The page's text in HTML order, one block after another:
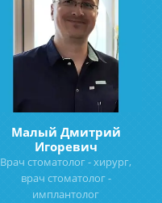
Малый Дмитрий
Игоревич
Врач стоматолог - хирург,
врач стоматолог -
имплантолог